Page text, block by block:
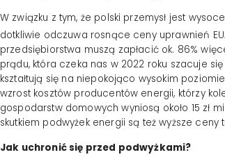
W związku z tym, że polski przemysł jest
dotkliwie odczuwa rosnące ceny uprawnień
przedsiębiorstwa muszą zapłacić ok. 86%
prądu, która czeka nas w 2022 roku szacuje
kształtują się na niepokojąco wysokim
wzrost kosztów producentów energii, którzy
gospodarstw domowych wyniosą około 15 zł
skutkiem podwyżek energii są też wyższe
Jak uchronić się przed podwyżkami?